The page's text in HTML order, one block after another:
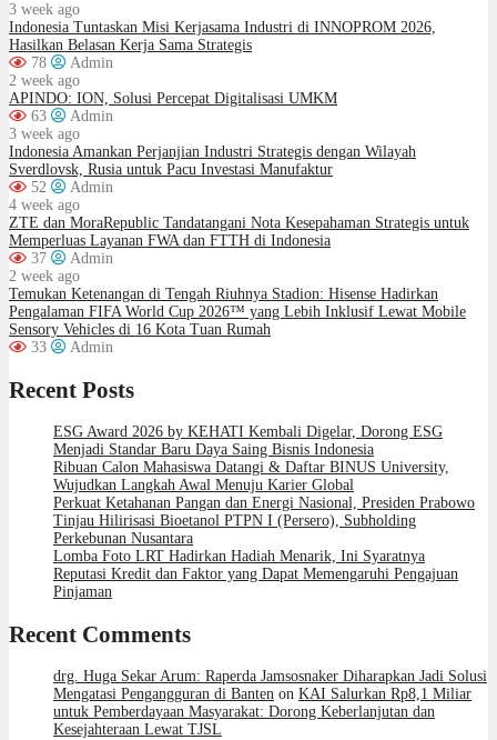
3 week ago
Indonesia Tuntaskan Misi Kerjasama Industri di INNOPROM 2026,
Hasilkan Belasan Kerja Sama Strategis
78
Admin
2 week ago
APINDO: ION, Solusi Percepat Digitalisasi UMKM
63
Admin
3 week ago
Indonesia Amankan Perjanjian Industri Strategis dengan Wilayah
Sverdlovsk, Rusia untuk Pacu Investasi Manufaktur
52
Admin
4 week ago
ZTE dan MoraRepublic Tandatangani Nota Kesepahaman Strategis untuk
Memperluas Layanan FWA dan FTTH di Indonesia
37
Admin
2 week ago
Temukan Ketenangan di Tengah Riuhnya Stadion: Hisense Hadirkan
Pengalaman FIFA World Cup 2026™ yang Lebih Inklusif Lewat Mobile
Sensory Vehicles di 16 Kota Tuan Rumah
33
Admin
Recent Posts
ESG Award 2026 by KEHATI Kembali Digelar, Dorong ESG
Menjadi Standar Baru Daya Saing Bisnis Indonesia
Ribuan Calon Mahasiswa Datangi & Daftar BINUS University,
Wujudkan Langkah Awal Menuju Karier Global
Perkuat Ketahanan Pangan dan Energi Nasional, Presiden Prabowo
Tinjau Hilirisasi Bioetanol PTPN I (Persero), Subholding
Perkebunan Nusantara
Lomba Foto LRT Hadirkan Hadiah Menarik, Ini Syaratnya
Reputasi Kredit dan Faktor yang Dapat Memengaruhi Pengajuan
Pinjaman
Recent Comments
drg. Huga Sekar Arum: Raperda Jamsosnaker Diharapkan Jadi Solusi
Mengatasi Pengangguran di Banten on KAI Salurkan Rp8,1 Miliar
untuk Pemberdayaan Masyarakat: Dorong Keberlanjutan dan
Kesejahteraan Lewat TJSL